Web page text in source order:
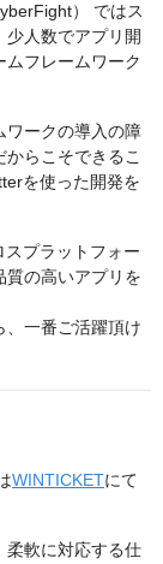
） ではス
少人数でアプリ開
フレームワーク
ワークの導入の障
らこそできるこ
を使った開発を
プラットフォー
質の高いアプリを
、一番ご活躍頂け
WINTICKETにて
柔軟に対応する仕